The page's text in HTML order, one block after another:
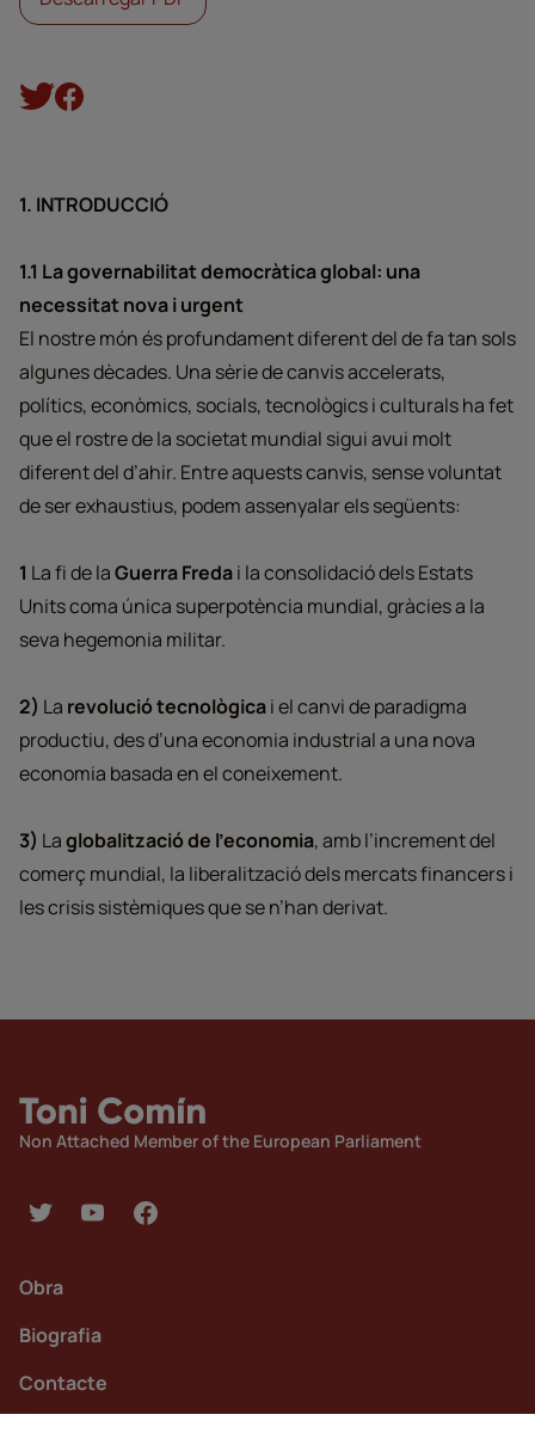
1. INTRODUCCIÓ
1.1 La governabilitat democràtica global: una
necessitat nova i urgent
El nostre món és profundament diferent del de fa tan sols
algunes dècades. Una sèrie de canvis accelerats,
polítics, econòmics, socials, tecnològics i culturals ha fet
que el rostre de la societat mundial sigui avui molt
diferent del d’ahir. Entre aquests canvis, sense voluntat
de ser exhaustius, podem assenyalar els següents:
1 La fi de laGuerra Fredai la consolidació dels Estats
Units coma única superpotència mundial, gràcies a la
seva hegemonia militar.
2) La revolució tecnològicai el canvi de paradigma
productiu, des d’una economia industrial a una nova
economia basada en el coneixement.
3) Laglobalització de l’economia, amb l’increment del
comerç mundial, la liberalització dels mercats financers i
les crisis sistèmiques que se n’han derivat.
Non Attached Member of the European Parliament
Obra
Biografia
Contacte